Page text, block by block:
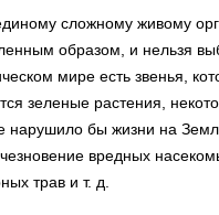
сложному живому
образом, и нельзя
мире есть звенья,
зеленые растения,
нарушило бы жизни на
вредных
трав и т. д.